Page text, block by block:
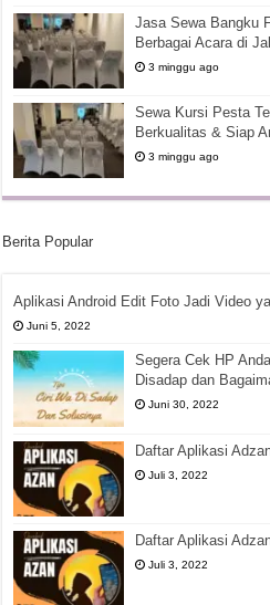
Jasa Sewa Bangku
Berbagai Acara di
3 minggu ago
Sewa Kursi Pesta
Berkualitas & Siap
3 minggu ago
Berita Popular
Aplikasi Android Edit Foto Jadi Video
Juni 5, 2022
Segera Cek HP
Disadap dan
Juni 30, 2022
Daftar Aplikasi
Juli 3, 2022
Daftar Aplikasi
Juli 3, 2022